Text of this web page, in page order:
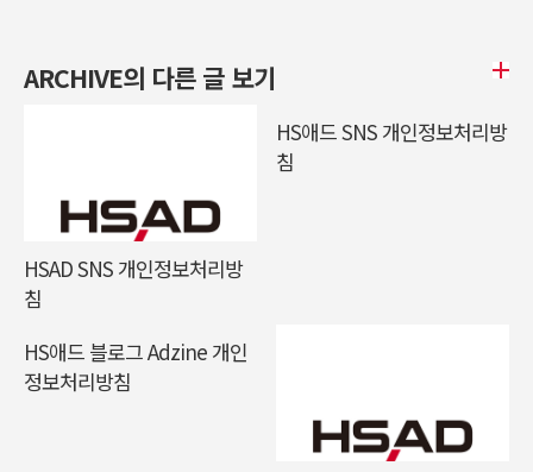
ARCHIVE의 다른 글 보기
HSAD SNS 개인정보처리방
침
HS애드 SNS 개인정보처리방
침
HS애드 블로그 Adzine 개인
정보처리방침